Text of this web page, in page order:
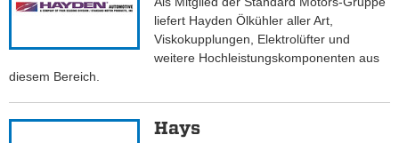
liefert Hayden Ölkühler aller Art,
Viskokupplungen, Elektrolüfter und
weitere Hochleistungskomponenten aus
diesem Bereich.
Hays